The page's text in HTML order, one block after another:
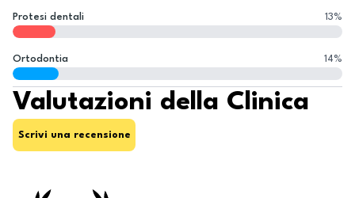
Protesi dentali 13%
Ortodontia 14%
Valutazioni della Clinica
Scrivi una recensione